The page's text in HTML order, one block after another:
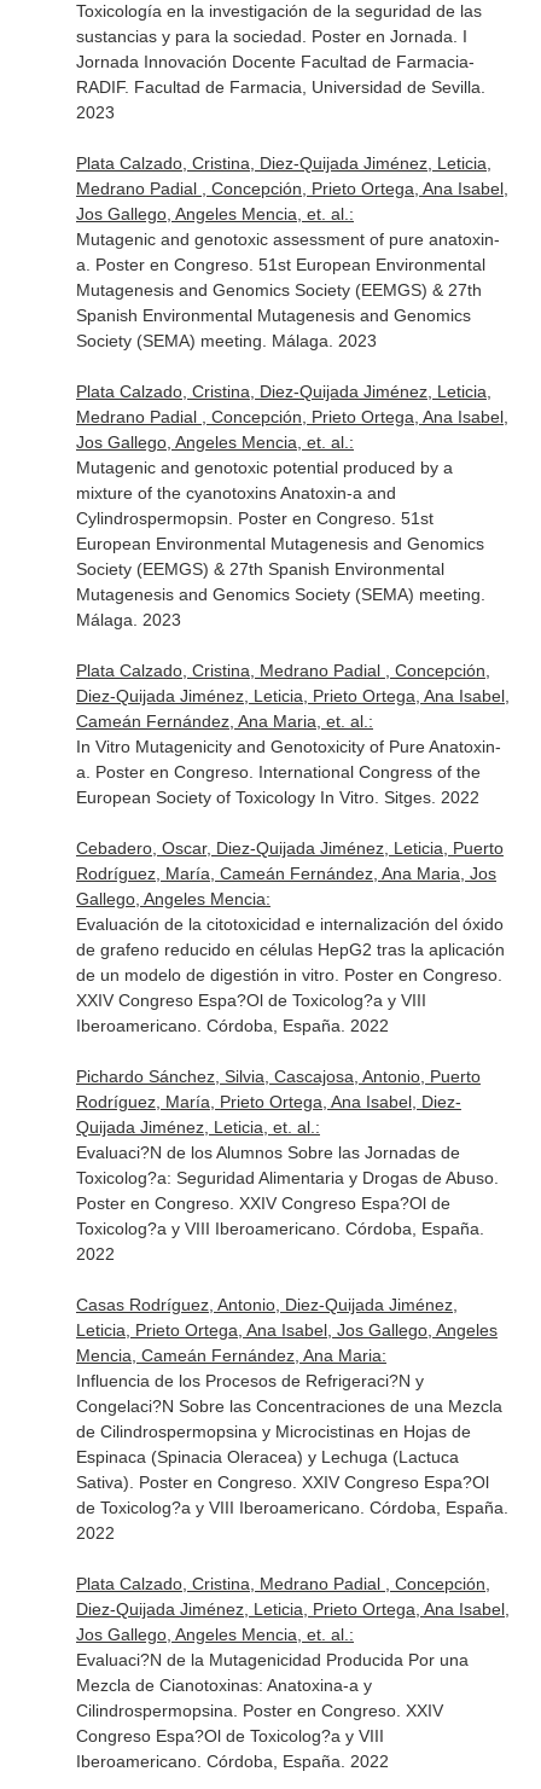
Toxicología en la investigación de la seguridad de las
sustancias y para la sociedad. Poster en Jornada. I
Jornada Innovación Docente Facultad de Farmacia-
RADIF. Facultad de Farmacia, Universidad de Sevilla.
2023
Plata Calzado, Cristina, Diez-Quijada Jiménez, Leticia,
Medrano Padial , Concepción, Prieto Ortega, Ana Isabel,
Jos Gallego, Angeles Mencia, et. al.:
Mutagenic and genotoxic assessment of pure anatoxin-
a. Poster en Congreso. 51st European Environmental
Mutagenesis and Genomics Society (EEMGS) & 27th
Spanish Environmental Mutagenesis and Genomics
Society (SEMA) meeting. Málaga. 2023
Plata Calzado, Cristina, Diez-Quijada Jiménez, Leticia,
Medrano Padial , Concepción, Prieto Ortega, Ana Isabel,
Jos Gallego, Angeles Mencia, et. al.:
Mutagenic and genotoxic potential produced by a
mixture of the cyanotoxins Anatoxin-a and
Cylindrospermopsin. Poster en Congreso. 51st
European Environmental Mutagenesis and Genomics
Society (EEMGS) & 27th Spanish Environmental
Mutagenesis and Genomics Society (SEMA) meeting.
Málaga. 2023
Plata Calzado, Cristina, Medrano Padial , Concepción,
Diez-Quijada Jiménez, Leticia, Prieto Ortega, Ana Isabel,
Cameán Fernández, Ana Maria, et. al.:
In Vitro Mutagenicity and Genotoxicity of Pure Anatoxin-
a. Poster en Congreso. International Congress of the
European Society of Toxicology In Vitro. Sitges. 2022
Cebadero, Oscar, Diez-Quijada Jiménez, Leticia, Puerto
Rodríguez, María, Cameán Fernández, Ana Maria, Jos
Gallego, Angeles Mencia:
Evaluación de la citotoxicidad e internalización del óxido
de grafeno reducido en células HepG2 tras la aplicación
de un modelo de digestión in vitro. Poster en Congreso.
XXIV Congreso Espa?Ol de Toxicolog?a y VIII
Iberoamericano. Córdoba, España. 2022
Pichardo Sánchez, Silvia, Cascajosa, Antonio, Puerto
Rodríguez, María, Prieto Ortega, Ana Isabel, Diez-
Quijada Jiménez, Leticia, et. al.:
Evaluaci?N de los Alumnos Sobre las Jornadas de
Toxicolog?a: Seguridad Alimentaria y Drogas de Abuso.
Poster en Congreso. XXIV Congreso Espa?Ol de
Toxicolog?a y VIII Iberoamericano. Córdoba, España.
2022
Casas Rodríguez, Antonio, Diez-Quijada Jiménez,
Leticia, Prieto Ortega, Ana Isabel, Jos Gallego, Angeles
Mencia, Cameán Fernández, Ana Maria:
Influencia de los Procesos de Refrigeraci?N y
Congelaci?N Sobre las Concentraciones de una Mezcla
de Cilindrospermopsina y Microcistinas en Hojas de
Espinaca (Spinacia Oleracea) y Lechuga (Lactuca
Sativa). Poster en Congreso. XXIV Congreso Espa?Ol
de Toxicolog?a y VIII Iberoamericano. Córdoba, España.
2022
Plata Calzado, Cristina, Medrano Padial , Concepción,
Diez-Quijada Jiménez, Leticia, Prieto Ortega, Ana Isabel,
Jos Gallego, Angeles Mencia, et. al.:
Evaluaci?N de la Mutagenicidad Producida Por una
Mezcla de Cianotoxinas: Anatoxina-a y
Cilindrospermopsina. Poster en Congreso. XXIV
Congreso Espa?Ol de Toxicolog?a y VIII
Iberoamericano. Córdoba, España. 2022